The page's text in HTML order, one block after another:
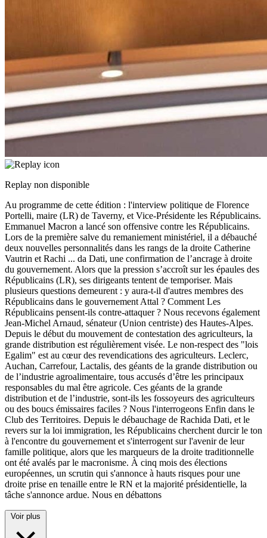
Replay non disponible
Au programme de cette édition : l'interview politique de Florence
Portelli, maire (LR) de Taverny, et Vice-Présidente les Républicains.
Emmanuel Macron a lancé son offensive contre les Républicains.
Lors de la première salve du remaniement ministériel, il a débauché
deux nouvelles personnalités dans les rangs de la droite Catherine
Vautrin et Rachi ... da Dati, une confirmation de l’ancrage à droite
du gouvernement. Alors que la pression s’accroît sur les épaules des
Républicains (LR), ses dirigeants tentent de temporiser. Mais
plusieurs questions demeurent : y aura-t-il d'autres membres des
Républicains dans le gouvernement Attal ? Comment Les
Républicains pensent-ils contre-attaquer ? Nous recevons également
Jean-Michel Arnaud, sénateur (Union centriste) des Hautes-Alpes.
Depuis le début du mouvement de contestation des agriculteurs, la
grande distribution est régulièrement visée. Le non-respect des "lois
Egalim" est au cœur des revendications des agriculteurs. Leclerc,
Auchan, Carrefour, Lactalis, des géants de la grande distribution ou
de l’industrie agroalimentaire, tous accusés d’être les principaux
responsables du mal être agricole. Ces géants de la grande
distribution et de l’industrie, sont-ils les fossoyeurs des agriculteurs
ou des boucs émissaires faciles ? Nous l'interrogeons Enfin dans le
Club des Territoires. Depuis le débauchage de Rachida Dati, et le
revers sur la loi immigration, les Républicains cherchent durcir le ton
à l'encontre du gouvernement et s'interrogent sur l'avenir de leur
famille politique, alors que les marqueurs de la droite traditionnelle
ont été avalés par le macronisme. À cinq mois des élections
européennes, un scrutin qui s'annonce à hauts risques pour une
droite prise en tenaille entre le RN et la majorité présidentielle, la
tâche s'annonce ardue. Nous en débattons
Voir plus